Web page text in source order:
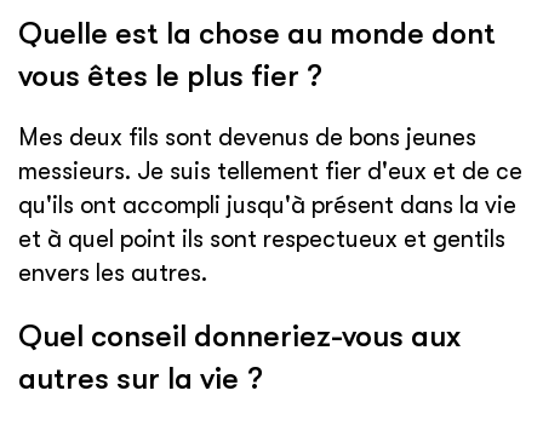
Quelle est la chose au monde dont
vous êtes le plus fier ?
Mes deux fils sont devenus de bons jeunes
messieurs. Je suis tellement fier d'eux et de ce
qu'ils ont accompli jusqu'à présent dans la vie
et à quel point ils sont respectueux et gentils
envers les autres.
Quel conseil donneriez-vous aux
autres sur la vie ?